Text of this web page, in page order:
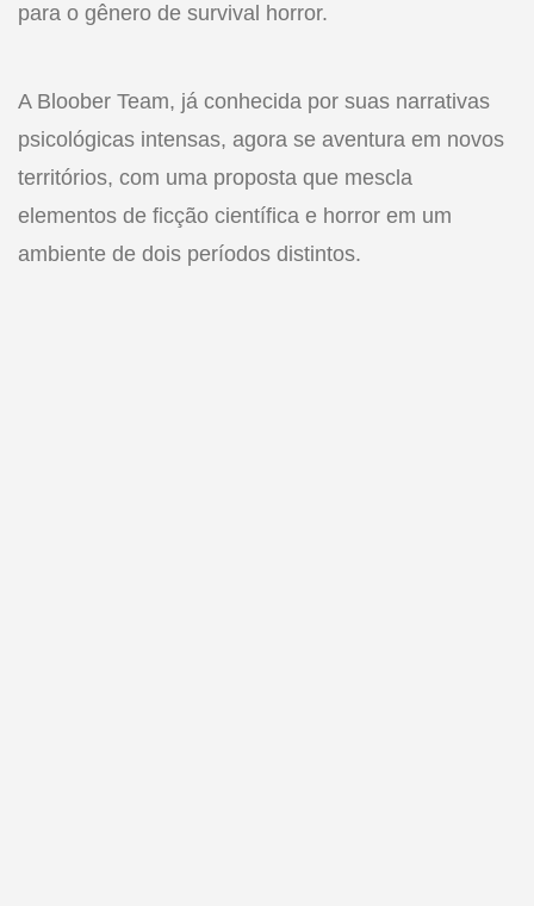
para o gênero de survival horror.
A Bloober Team, já conhecida por suas narrativas
psicológicas intensas, agora se aventura em novos
territórios, com uma proposta que mescla
elementos de ficção científica e horror em um
ambiente de dois períodos distintos.